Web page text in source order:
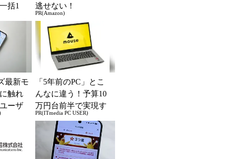
括1
逃せない！
PR(Amazon)
最新モ
触れ
ーザ
「5年前のPC」とこ
んなに違う！予算10
万円台前半で実現す
る快適PCライフ
PR(ITmedia PC USER)